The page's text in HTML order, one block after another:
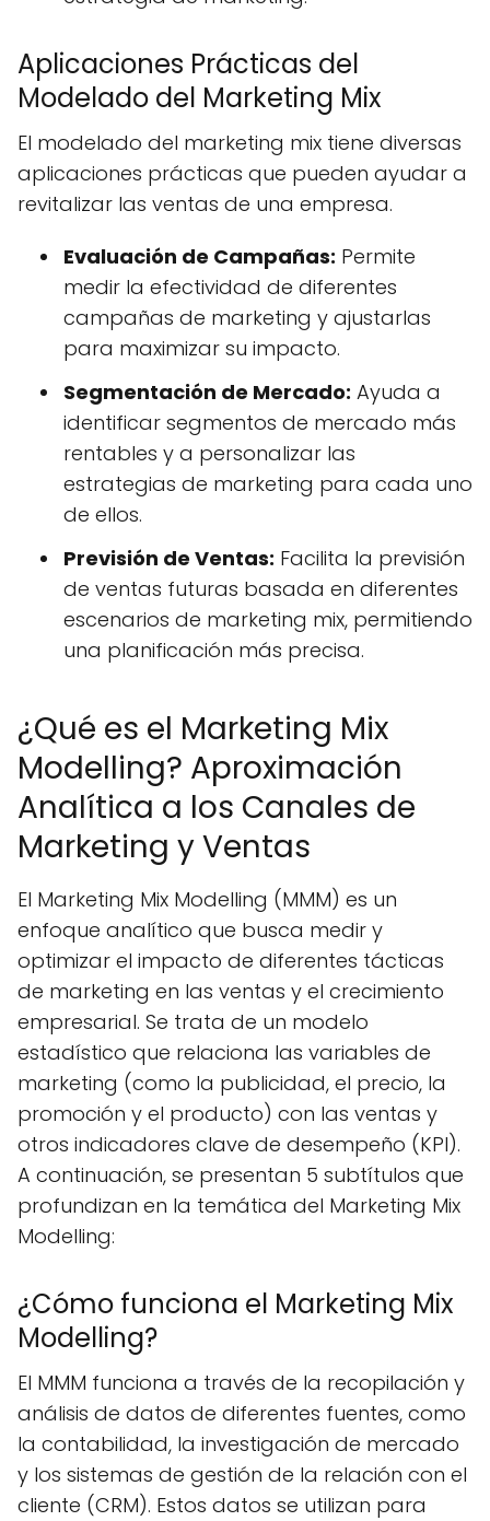
Aplicaciones Prácticas del
Modelado del Marketing Mix
El modelado del marketing mix tiene diversas
aplicaciones prácticas que pueden ayudar a
revitalizar las ventas de una empresa.
Evaluación de Campañas: Permite
medir la efectividad de diferentes
campañas de marketing y ajustarlas
para maximizar su impacto.
Segmentación de Mercado: Ayuda a
identificar segmentos de mercado más
rentables y a personalizar las
estrategias de marketing para cada uno
de ellos.
Previsión de Ventas: Facilita la previsión
de ventas futuras basada en diferentes
escenarios de marketing mix, permitiendo
una planificación más precisa.
¿Qué es el Marketing Mix
Modelling? Aproximación
Analítica a los Canales de
Marketing y Ventas
El Marketing Mix Modelling (MMM) es un
enfoque analítico que busca medir y
optimizar el impacto de diferentes tácticas
de marketing en las ventas y el crecimiento
empresarial. Se trata de un modelo
estadístico que relaciona las variables de
marketing (como la publicidad, el precio, la
promoción y el producto) con las ventas y
otros indicadores clave de desempeño (KPI).
A continuación, se presentan 5 subtítulos que
profundizan en la temática del Marketing Mix
Modelling:
¿Cómo funciona el Marketing Mix
Modelling?
El MMM funciona a través de la recopilación y
análisis de datos de diferentes fuentes, como
la contabilidad, la investigación de mercado
y los sistemas de gestión de la relación con el
cliente (CRM). Estos datos se utilizan para